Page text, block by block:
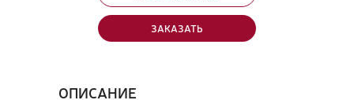
ЗАКАЗАТЬ
ОПИСАНИЕ